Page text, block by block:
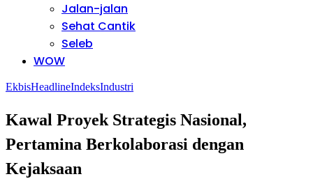
Jalan-jalan
Sehat Cantik
Seleb
WOW
EkbisHeadlineIndeksIndustri
Kawal Proyek Strategis Nasional,
Pertamina Berkolaborasi dengan
Kejaksaan